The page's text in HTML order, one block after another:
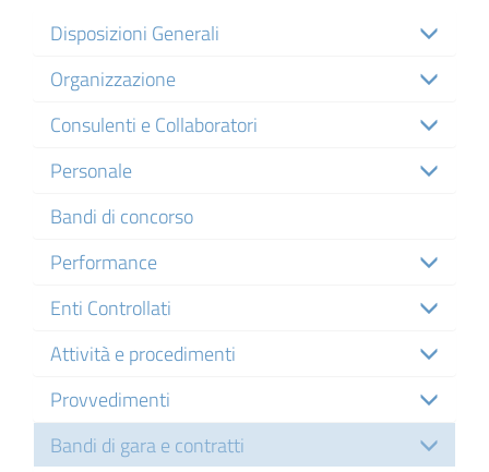
Disposizioni Generali
Organizzazione
Consulenti e Collaboratori
Personale
Bandi di concorso
Performance
Enti Controllati
Attività e procedimenti
Provvedimenti
Bandi di gara e contratti